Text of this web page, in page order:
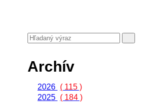
Archív
2026 ( 115 )
2025 ( 184 )